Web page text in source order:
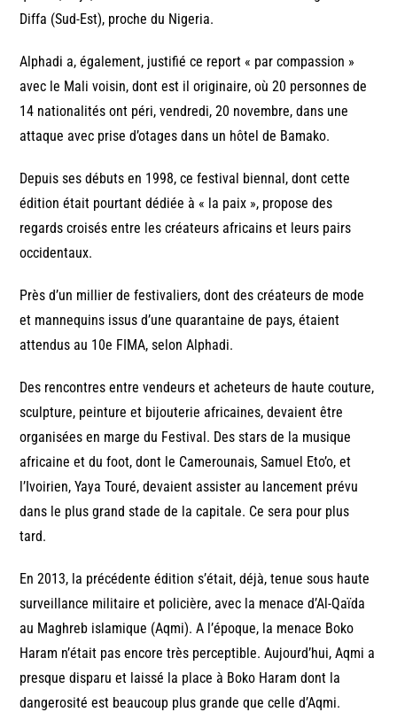
Diffa (Sud-Est), proche du Nigeria.
Alphadi a, également, justifié ce report « par compassion »
avec le Mali voisin, dont est il originaire, où 20 personnes de
14 nationalités ont péri, vendredi, 20 novembre, dans une
attaque avec prise d’otages dans un hôtel de Bamako.
Depuis ses débuts en 1998, ce festival biennal, dont cette
édition était pourtant dédiée à « la paix », propose des
regards croisés entre les créateurs africains et leurs pairs
occidentaux.
Près d’un millier de festivaliers, dont des créateurs de mode
et mannequins issus d’une quarantaine de pays, étaient
attendus au 10e FIMA, selon Alphadi.
Des rencontres entre vendeurs et acheteurs de haute couture,
sculpture, peinture et bijouterie africaines, devaient être
organisées en marge du Festival. Des stars de la musique
africaine et du foot, dont le Camerounais, Samuel Eto’o, et
l’Ivoirien, Yaya Touré, devaient assister au lancement prévu
dans le plus grand stade de la capitale. Ce sera pour plus
tard.
En 2013, la précédente édition s’était, déjà, tenue sous haute
surveillance militaire et policière, avec la menace d’Al-Qaïda
au Maghreb islamique (Aqmi). A l’époque, la menace Boko
Haram n’était pas encore très perceptible. Aujourd’hui, Aqmi a
presque disparu et laissé la place à Boko Haram dont la
dangerosité est beaucoup plus grande que celle d’Aqmi.